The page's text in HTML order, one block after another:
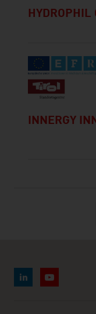
HYDROPHIL
INNERGY